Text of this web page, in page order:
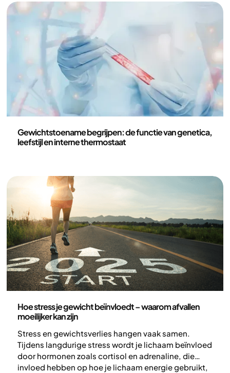
Gewichtstoename begrijpen: de functie van genetica,
leefstijl en interne thermostaat
Hoe stress je gewicht beïnvloedt – waarom afvallen
moeilijker kan zijn
Stress en gewichtsverlies hangen vaak samen.
Tijdens langdurige stress wordt je lichaam beïnvloed
door hormonen zoals cortisol en adrenaline, die
invloed hebben op hoe je lichaam energie gebruikt,